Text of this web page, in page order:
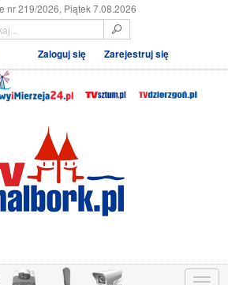
nr 219/2026, Piątek 7.08.2026
Zaloguj się Zarejestruj się